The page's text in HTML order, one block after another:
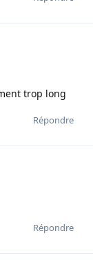
trop long
Répondre
Répondre